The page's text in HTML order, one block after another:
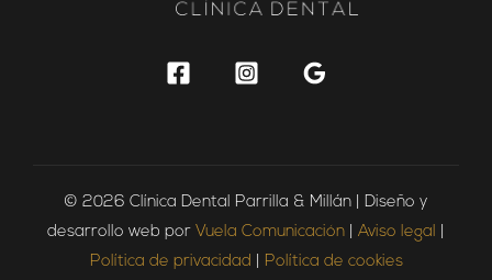
© 2026 Clínica Dental Parrilla & Millán | Diseño y
desarrollo web por Vuela Comunicación Aviso legal
Política de privacidad
Política de cookies